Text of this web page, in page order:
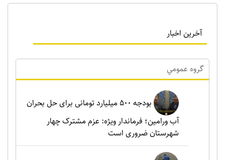
آخرین اخبار
گروه عمومي
بودجه ۵۰۰ میلیارد تومانی برای حل بحران
آب ورامین؛ فرماندار ویژه: عزم مشترک چهار
شهرستان ضروری است